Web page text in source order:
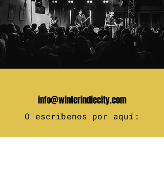
info@winterindiecity.com
O escribenos por aquí:
Tu nombre